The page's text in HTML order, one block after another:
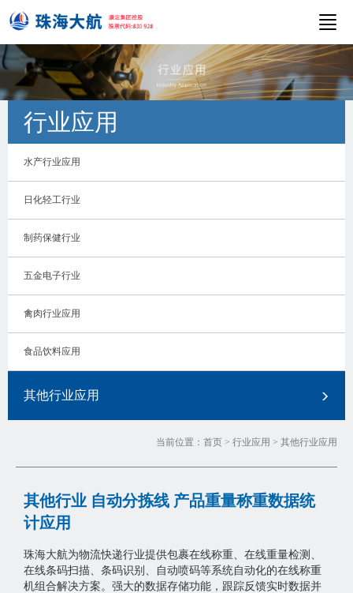
行业应用
水产行业应用
日化轻工行业
制药保健行业
五金电子行业
禽肉行业应用
食品饮料应用
其他行业应用
当前位置： 首页 > 行业应用 > 其他行业应用
其他行业 自动分拣线 产品重量称重数据统
计应用
珠海大航为物流快递行业提供包裹在线称重、在线重量检测、
在线条码扫描、条码识别、自动喷码等系统自动化的在线称重
机组合解决方案。强大的数据存储功能，跟踪反馈实时数据并